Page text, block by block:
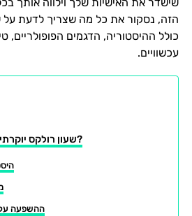
הזה, נסקור את כל מה שצריך לדעת על
כולל ההיסטוריה, הדגמים הפופולריים,
עכשוויים.
שעון רולקס יוקרתי לנשים: מהו המושג?
ההשפעה